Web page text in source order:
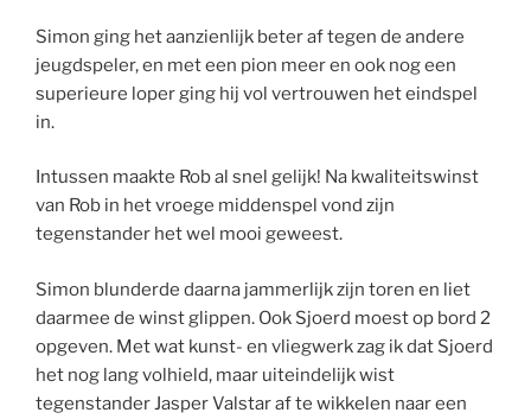
Simon ging het aanzienlijk beter af tegen de andere
jeugdspeler, en met een pion meer en ook nog een
superieure loper ging hij vol vertrouwen het eindspel
in.
Intussen maakte Rob al snel gelijk! Na kwaliteitswinst
van Rob in het vroege middenspel vond zijn
tegenstander het wel mooi geweest.
Simon blunderde daarna jammerlijk zijn toren en liet
daarmee de winst glippen. Ook Sjoerd moest op bord 2
opgeven. Met wat kunst- en vliegwerk zag ik dat Sjoerd
het nog lang volhield, maar uiteindelijk wist
tegenstander Jasper Valstar af te wikkelen naar een